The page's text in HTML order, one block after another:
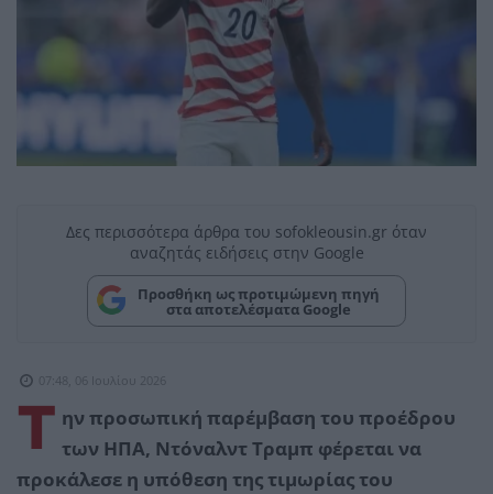
Δες περισσότερα άρθρα του sofokleousin.gr όταν
αναζητάς ειδήσεις στην Google
Προσθήκη ως προτιμώμενη πηγή
στα αποτελέσματα Google
07:48, 06 Ιουλίου 2026
Τ ην προσωπική παρέμβαση του προέδρου
των ΗΠΑ, Ντόναλντ Τραμπ φέρεται να
προκάλεσε η υπόθεση της τιμωρίας του